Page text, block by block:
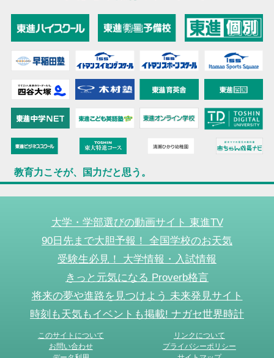
教育力こそが、国力だと思う。
大学・学部選びの動画サイト 東進TV
90日先まで大胆予報！ 全国学校のお天気
受験生必見！ 大学情報・入試情報
きっと元気になる Proverb格言
将来の夢や進路を見つけよう 未来発見サイト
時刻も天気もイベントも掲載! ナガセ世界時計
このサイトについて
リンクについて
お問い合わせ
プライバシーポリシー